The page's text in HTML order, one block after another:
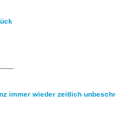
immer wieder zeitlich